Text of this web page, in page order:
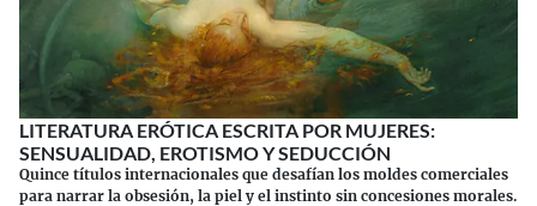
LITERATURA ERÓTICA ESCRITA POR MUJERES:
SENSUALIDAD, EROTISMO Y SEDUCCIÓN
Quince títulos internacionales que desafían los moldes comerciales
para narrar la obsesión, la piel y el instinto sin concesiones morales.